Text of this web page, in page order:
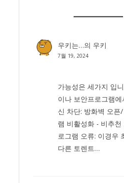
우키는…의 우키
7월 19, 2024
가능성은 세가지 입
이나 보안프로그램
신 차단: 방화벽 오픈
램 비활성화 - 비추천
로그램 오류: 이경우
다른 토렌트…